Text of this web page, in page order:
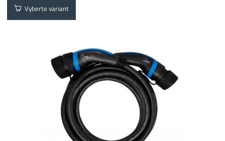
Vyberte variant